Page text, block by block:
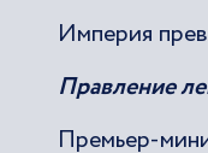
Империя
Правление
Премьер-